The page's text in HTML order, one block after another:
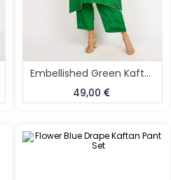
Embellished Green Kaftan Pant Set
49,00